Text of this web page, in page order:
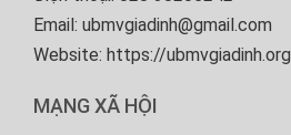
Email: ubmvgiadinh@gmail.com
Website: https://ubmvgiadinh.org
MẠNG XÃ HỘI